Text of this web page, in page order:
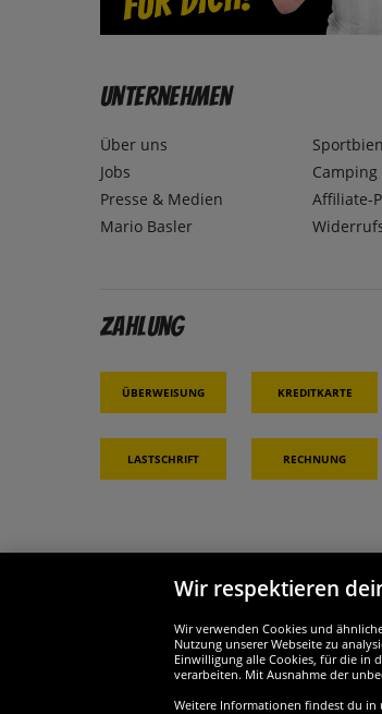
Unternehmen
Über uns
Jobs
Presse & Medien
Mario Basler
Affiliate-
Zahlung
Überweisung Kreditkarte
Lastschrift Rechnung
Partner & Sicherheit
Wir respektieren
Wir verwenden Cookies und
Nutzung unserer Webseite zu
Einwilligung alle Cookies, für die in
verarbeiten. Mit Ausnahme der
Weitere Informationen findest du in